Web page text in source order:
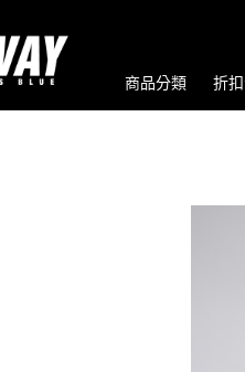
商品分類 折